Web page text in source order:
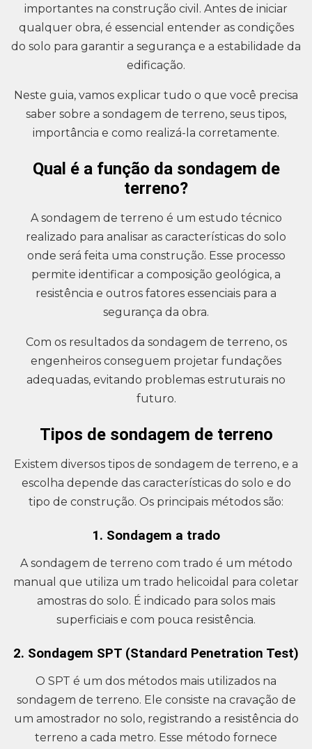
importantes na construção civil. Antes de iniciar
qualquer obra, é essencial entender as condições
do solo para garantir a segurança e a estabilidade da
edificação.
Neste guia, vamos explicar tudo o que você precisa
saber sobre a sondagem de terreno, seus tipos,
importância e como realizá-la corretamente.
Qual é a função da sondagem de
terreno?
A sondagem de terreno é um estudo técnico
realizado para analisar as características do solo
onde será feita uma construção. Esse processo
permite identificar a composição geológica, a
resistência e outros fatores essenciais para a
segurança da obra.
Com os resultados da sondagem de terreno, os
engenheiros conseguem projetar fundações
adequadas, evitando problemas estruturais no
futuro.
Tipos de sondagem de terreno
Existem diversos tipos de sondagem de terreno, e a
escolha depende das características do solo e do
tipo de construção. Os principais métodos são:
1. Sondagem a trado
A sondagem de terreno com trado é um método
manual que utiliza um trado helicoidal para coletar
amostras do solo. É indicado para solos mais
superficiais e com pouca resistência.
2. Sondagem SPT (Standard Penetration Test)
O SPT é um dos métodos mais utilizados na
sondagem de terreno. Ele consiste na cravação de
um amostrador no solo, registrando a resistência do
terreno a cada metro. Esse método fornece